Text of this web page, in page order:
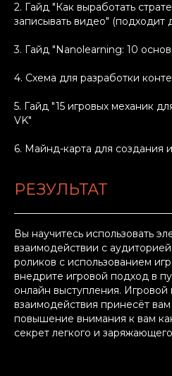
2. Гайд "Как выработать
записывать видео" (подходит
3. Гайд "Nanolearning: 10
4. Схема для разработки
5. Гайд "15 игровых механик
VK"
6. Майнд-карта для создания
РЕЗУЛЬТАТ
Вы научитесь использовать
взаимодействии с
роликов с использованием
внедрите игровой подход в
онлайн выступления.
взаимодействия принесёт
повышение внимания к вам
секрет легкого и